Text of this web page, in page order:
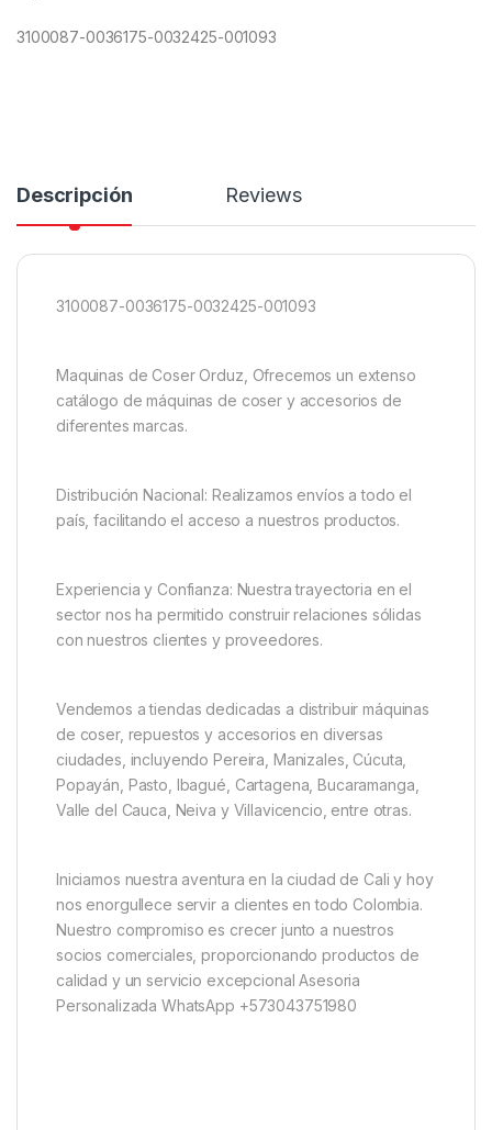
3100087-0036175-0032425-001093
Descripción Reviews
3100087-0036175-0032425-001093
Maquinas de Coser Orduz, Ofrecemos un extenso
catálogo de máquinas de coser y accesorios de
diferentes marcas.
Distribución Nacional: Realizamos envíos a todo el
país, facilitando el acceso a nuestros productos.
Experiencia y Confianza: Nuestra trayectoria en el
sector nos ha permitido construir relaciones sólidas
con nuestros clientes y proveedores.
Vendemos a tiendas dedicadas a distribuir máquinas
de coser, repuestos y accesorios en diversas
ciudades, incluyendo Pereira, Manizales, Cúcuta,
Popayán, Pasto, Ibagué, Cartagena, Bucaramanga,
Valle del Cauca, Neiva y Villavicencio, entre otras.
Iniciamos nuestra aventura en la ciudad de Cali y hoy
nos enorgullece servir a clientes en todo Colombia.
Nuestro compromiso es crecer junto a nuestros
socios comerciales, proporcionando productos de
calidad y un servicio excepcional Asesoria
Personalizada WhatsApp +573043751980